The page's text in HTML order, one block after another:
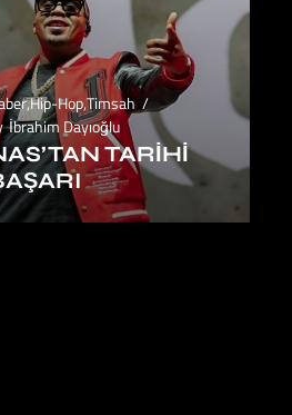
,Hip-Hop,Timsah
İbrahim Dayıoğlu
TARIHI